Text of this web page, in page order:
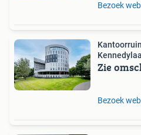
Bezoek
Zie
Bezoek